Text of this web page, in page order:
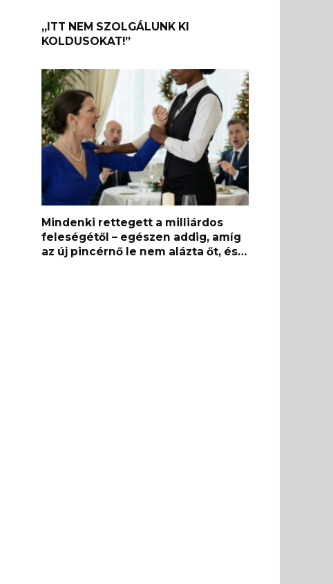
„ITT NEM SZOLGÁLUNK KI
KOLDUSOKAT!”
Mindenki rettegett a milliárdos
feleségétől – egészen addig, amíg
az új pincérnő le nem alázta őt, és…